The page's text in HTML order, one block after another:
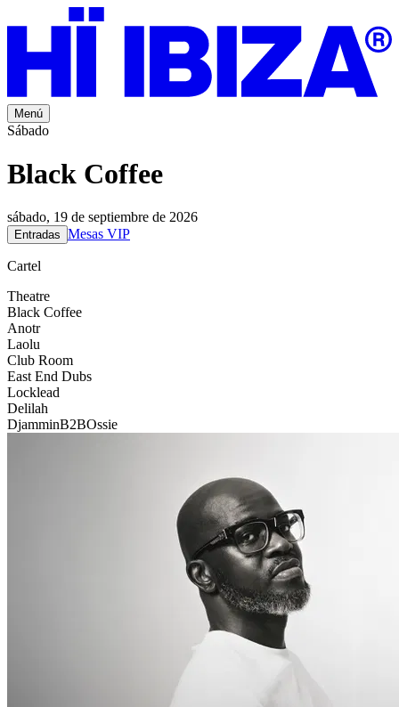
Menú
Sábado
Black Coffee
sábado, 19 de septiembre de 2026
Entradas Mesas VIP
Cartel
Theatre
Black Coffee
Anotr
Laolu
Club Room
East End Dubs
Locklead
Delilah
DjamminB2BOssie